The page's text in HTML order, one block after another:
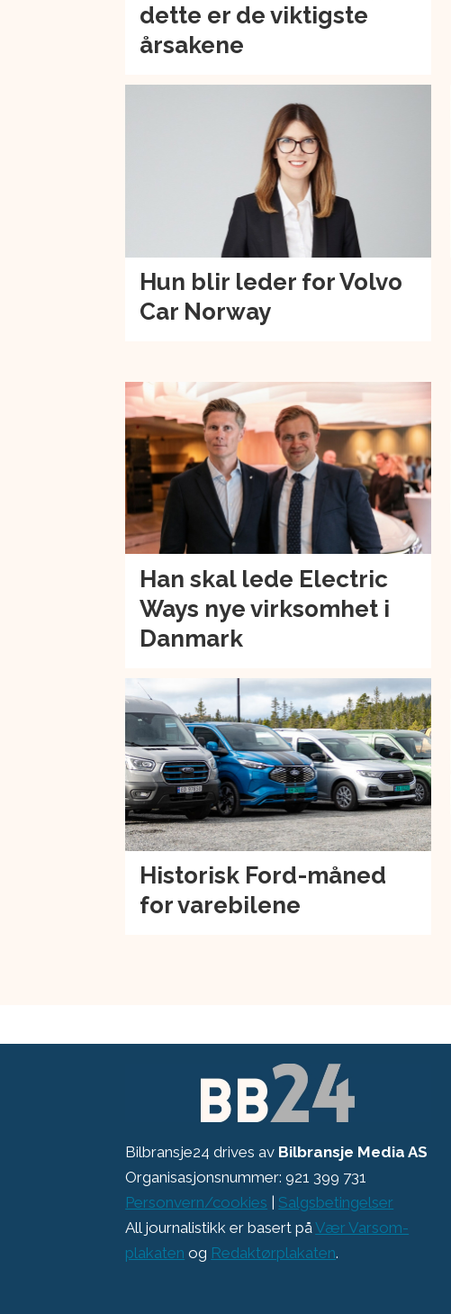
dette er de viktigste
årsakene
Hun blir leder for Volvo
Car Norway
Han skal lede Electric
Ways nye virksomhet i
Danmark
Historisk Ford-måned
for varebilene
Bilbransje24 drives av Bilbransje Media AS
Organisasjonsnummer: 921 399 731
Personvern/cookies | Salgsbetingelser
All journalistikk er basert påVær Varsom-
plakaten og Redaktørplakaten.